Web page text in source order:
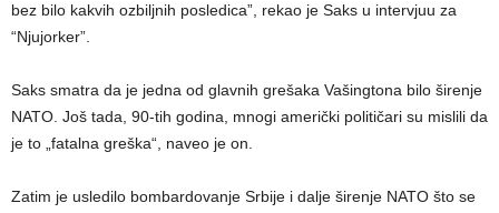
bez bilo kakvih ozbiljnih posledica”, rekao je Saks u intervjuu za
“Njujorker”.
Saks smatra da je jedna od glavnih grešaka Vašingtona bilo širenje
NATO. Još tada, 90-tih godina, mnogi američki političari su mislili da
je to „fatalna greška“, naveo je on.
Zatim je usledilo bombardovanje Srbije i dalje širenje NATO što se